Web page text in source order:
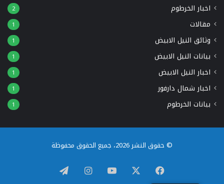
اخبار الخرطوم 2
مقالات 1
وثائق النيل الابيض 1
بيانات النيل الابيض 1
اخبار النيل الابيض 1
اخبار شمال دارفور 1
بيانات الخرطوم 1
© حقوق النشر 2026، جميع الحقوق محفوظة
فيسبوك يوتيوب انستقرام